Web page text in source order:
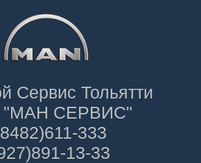
Сервис Тольятти
СЕРВИС"
333
13-33